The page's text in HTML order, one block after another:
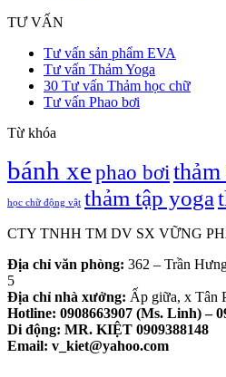
TƯ VẤN
Tư vấn sản phẩm EVA
Tư vấn Thảm Yoga
30 Tư vấn Thảm học chữ
Tư vấn Phao bơi
Từ khóa
bánh xe phao bơi
học chữ động vật thảm tập yoga
CTY TNHH TM DV SX VỮNG
Địa chỉ văn phòng: 362 – Trần
5
Địa chỉ nhà xưởng: Ấp giữa, x Tân
Hotline: 0908663907 (Ms. Linh) –
Di động: MR. KIỆT 0909388148
Email: v_kiet@yahoo.com